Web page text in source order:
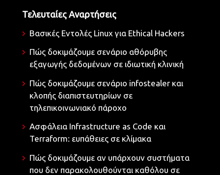
Τελευταίες Αναρτήσεις
Βασικές Εντολές Linux για Ethical Hackers
Πώς δοκιμάζουμε σενάριο αθόρυβης
εξαγωγής δεδομένων σε ιδιωτική κλινική
Πώς δοκιμάζουμε σενάριο infostealer και
κλοπής διαπιστευτηρίων σε
τηλεπικοινωνιακό πάροχο
Ασφάλεια Infrastructure as Code και
Terraform: ευπάθειες σε κλίμακα
Πώς δοκιμάζουμε αν υπάρχουν συστήματα
που δεν παρακολουθούνται καθόλου σε